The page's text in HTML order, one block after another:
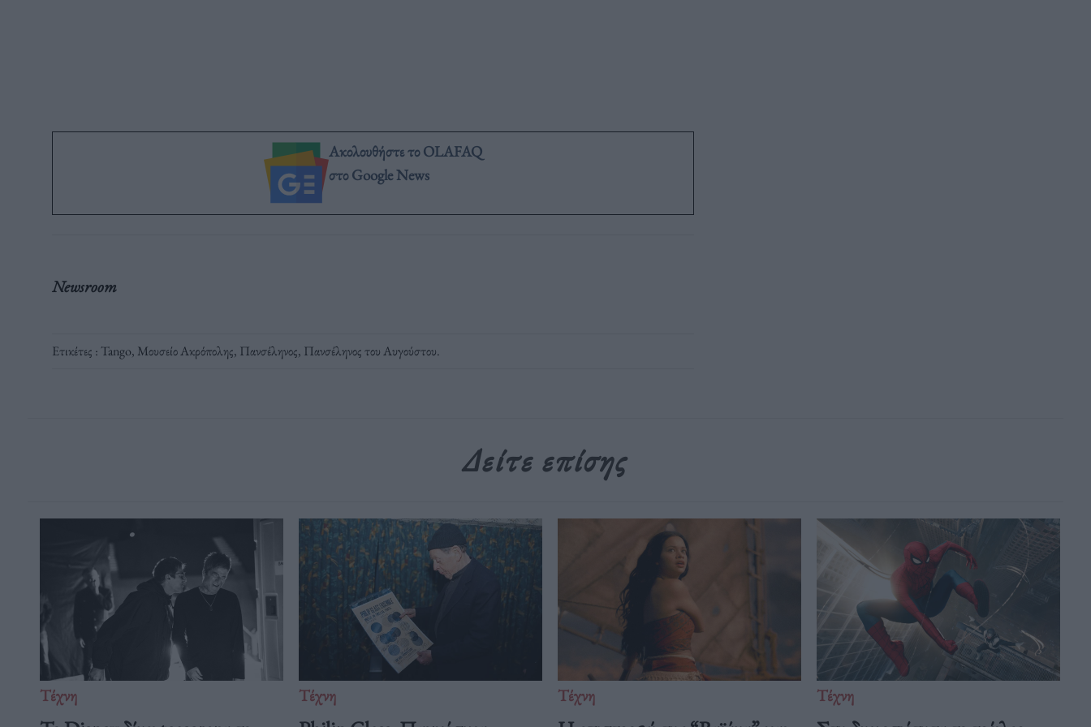
Ακολουθήστε το OLAFAQ
στο Google News
Newsroom
Ετικέτες : Tango, Μουσείο Ακρόπολης, Πανσέληνος, Πανσέληνος του Αυγούστου.
Δείτε επίσης
Τέχνη Τέχνη Τέχνη Τέχνη